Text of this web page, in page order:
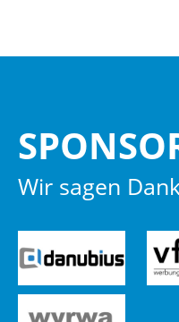
Wir sagen